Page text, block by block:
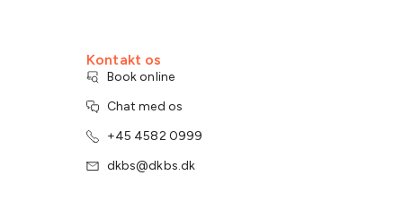
Kontakt os
Book online
Chat med os
+45 4582 0999
dkbs@dkbs.dk